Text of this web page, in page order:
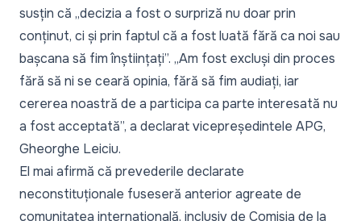
susțin că „decizia a fost o surpriză nu doar prin
conținut, ci și prin faptul că a fost luată fără ca noi sau
bașcana să fim înștiințați”. „Am fost excluși din proces
fără să ni se ceară opinia, fără să fim audiați, iar
cererea noastră de a participa ca parte interesată nu
a fost acceptată”, a declarat vicepreședintele APG,
Gheorghe Leiciu.
El mai afirmă că prevederile declarate
neconstituționale fuseseră anterior agreate de
comunitatea internațională, inclusiv de Comisia de la